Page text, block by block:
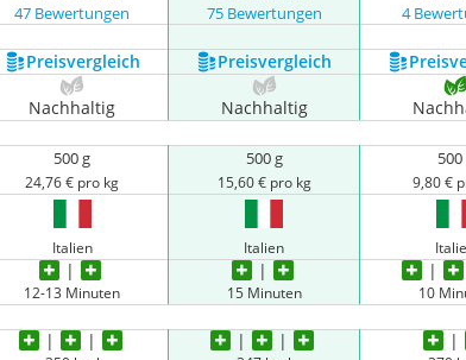
47 Bewertungen 75 Bewertungen 4
Preis­vergleich Preis­vergleich
Nachhaltig Nachhaltig
500 g
24,76 € pro kg
500 g
15,60 € pro kg
500
9,80 €
Italien Italien
12-13 Minuten 15 Minuten 10